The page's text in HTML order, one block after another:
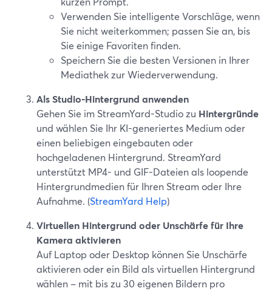
Verwenden Sie intelligente Vorschläge, wenn
Sie nicht weiterkommen; passen Sie an, bis
Sie einige Favoriten finden.
Speichern Sie die besten Versionen in Ihrer
Mediathek zur Wiederverwendung.
Als Studio-Hintergrund anwenden
Gehen Sie im StreamYard-Studio zu Hintergründe
und wählen Sie Ihr KI-generiertes Medium oder
einen beliebigen eingebauten oder
hochgeladenen Hintergrund. StreamYard
unterstützt MP4- und GIF-Dateien als loopende
Hintergrundmedien für Ihren Stream oder Ihre
Aufnahme. (StreamYard Help)
Virtuellen Hintergrund oder Unschärfe für Ihre
Kamera aktivieren
Auf Laptop oder Desktop können Sie Unschärfe
aktivieren oder ein Bild als virtuellen Hintergrund
wählen – mit bis zu 30 eigenen Bildern pro